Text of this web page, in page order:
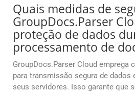
Quais medidas de
GroupDocs.Parser
proteção de dados
processamento de
GroupDocs.Parser Cloud emprega
para transmissão segura de dados
seus servidores. Isso garante que